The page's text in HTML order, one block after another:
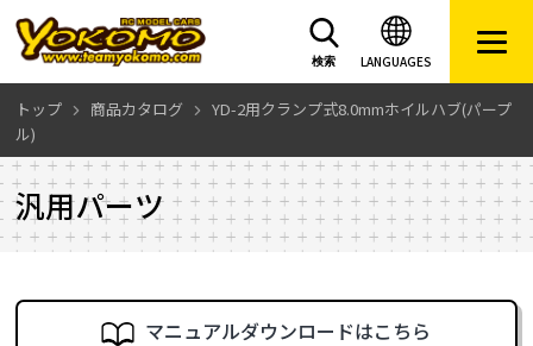
LANGUAGES
検索
トップ 商品カタログ
YD-2用クランプ式8.0mmホイルハブ(パープ
ル)
汎用パーツ
マニュアルダウンロードはこちら